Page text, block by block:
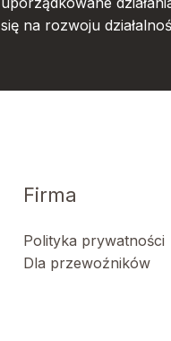
się na rozwoju
Firma
Polityka prywatności
Dla przewoźników